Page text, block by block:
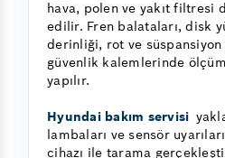
hava, polen ve yakıt filtresi
edilir. Fren balataları, disk
derinliği, rot ve süspansiyon
güvenlik kalemlerinde
yapılır.
Hyundai bakım servisi
lambaları ve sensör
cihazı ile tarama